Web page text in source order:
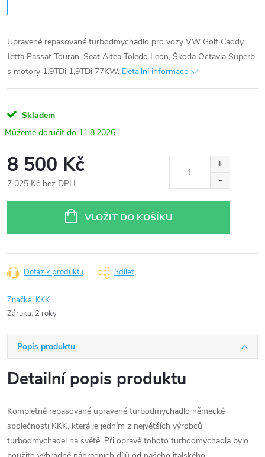
Upravené repasované turbodmychadlo pro vozy VW Golf Caddy
Jetta Passat Touran, Seat Altea Toledo Leon, Škoda Octavia Superb
s motory 1.9TDi 1,9TDi 77KW. Detailní informace
Skladem
11.8.2026
8 500 Kč
7 025 Kč bez DPH
VLOŽIT DO KOŠÍKU
Dotaz k produktu Sdílet
Značka: KKK
Záruka: 2 roky
Popis produktu
Detailní popis produktu
Kompletně repasované upravené turbodmychadlo německé
společnosti KKK, která je jedním z největších výrobců
turbodmychadel na světě. Při opravě tohoto turbodmychadla bylo